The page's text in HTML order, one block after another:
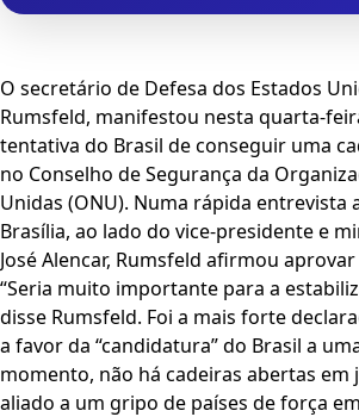
O secretário de Defesa dos Estados
Rumsfeld, manifestou nesta quarta-
tentativa do Brasil de conseguir uma
no Conselho de Segurança da
Unidas (ONU). Numa rápida entrevista
Brasília, ao lado do vice-presidente e
José Alencar, Rumsfeld afirmou
“Seria muito importante para a
disse Rumsfeld. Foi a mais forte
a favor da “candidatura” do Brasil a
momento, não há cadeiras abertas em
aliado a um gripo de países de força